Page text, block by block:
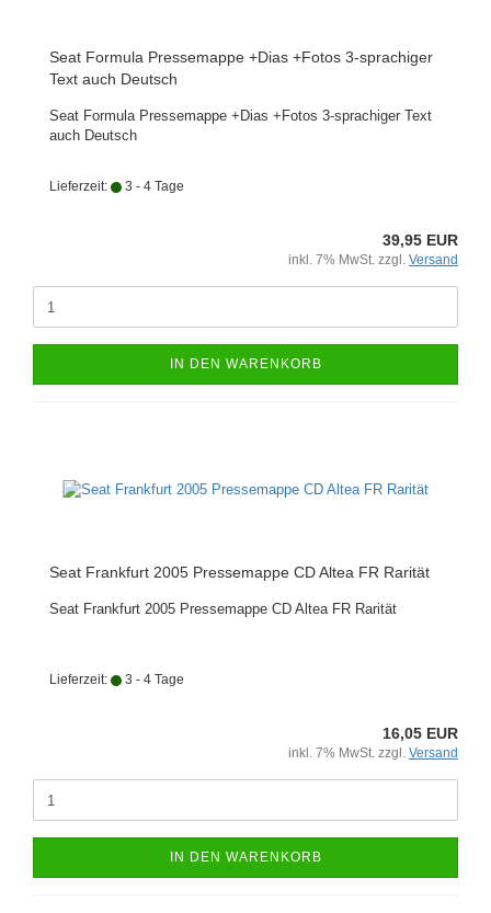
Seat Formula Pressemappe +Dias +Fotos 3-sprachiger
Text auch Deutsch
Seat Formula Pressemappe +Dias +Fotos 3-sprachiger Text
auch Deutsch
Lieferzeit: 3 - 4 Tage
39,95 EUR
inkl. 7% MwSt. zzgl. Versand
IN DEN WARENKORB
Seat Frankfurt 2005 Pressemappe CD Altea FR Rarität
Seat Frankfurt 2005 Pressemappe CD Altea FR Rarität
Lieferzeit: 3 - 4 Tage
16,05 EUR
inkl. 7% MwSt. zzgl. Versand
IN DEN WARENKORB